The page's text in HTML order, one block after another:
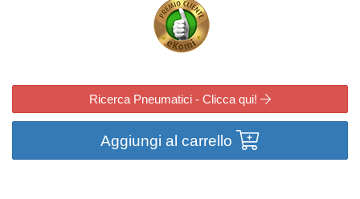
Ricerca Pneumatici - Clicca qui!
Aggiungi al carrello